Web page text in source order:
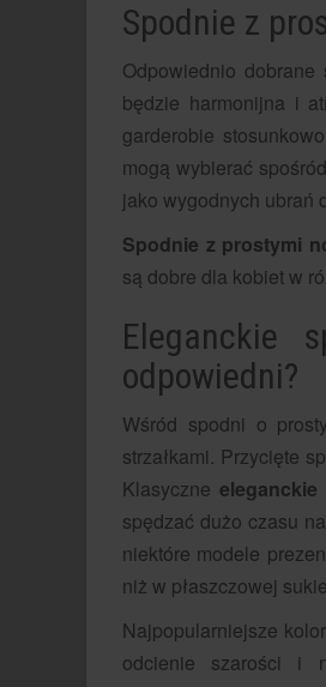
Spodnie z
Odpowiednio
będzie harmonijna i
garderobie
mogą wybierać
jako wygodnych ubrań
Spodnie z prostymi
są dobre dla kobiet w
Eleganckie
odpowiedni?
Wśród spodni o
strzałkami. Przycięte
Klasyczne
spędzać dużo czasu
niektóre modele
niż w płaszczowej
Najpopularniejsze
odcienie szarości i